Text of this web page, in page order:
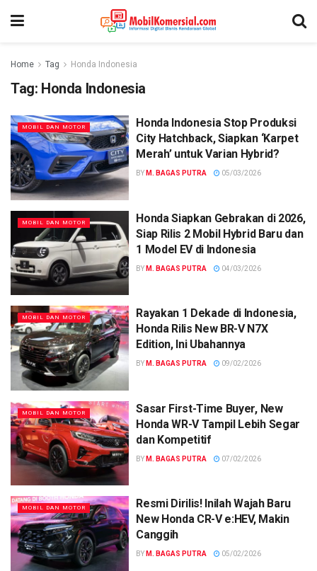
Home Tag Honda Indonesia
Tag: Honda Indonesia
MOBIL DAN MOTOR
Honda Indonesia Stop Produksi
City Hatchback, Siapkan ‘Karpet
Merah’ untuk Varian Hybrid?
BY M. BAGAS PUTRA 05/03/2026
MOBIL DAN MOTOR
Honda Siapkan Gebrakan di 2026,
Siap Rilis 2 Mobil Hybrid Baru dan
1 Model EV di Indonesia
BY M. BAGAS PUTRA 04/03/2026
MOBIL DAN MOTOR
Rayakan 1 Dekade di Indonesia,
Honda Rilis New BR-V N7X
Edition, Ini Ubahannya
BY M. BAGAS PUTRA 09/02/2026
MOBIL DAN MOTOR
Sasar First-Time Buyer, New
Honda WR-V Tampil Lebih Segar
dan Kompetitif
BY M. BAGAS PUTRA 07/02/2026
MOBIL DAN MOTOR
Resmi Dirilis! Inilah Wajah Baru
New Honda CR-V e:HEV, Makin
Canggih
BY M. BAGAS PUTRA 05/02/2026